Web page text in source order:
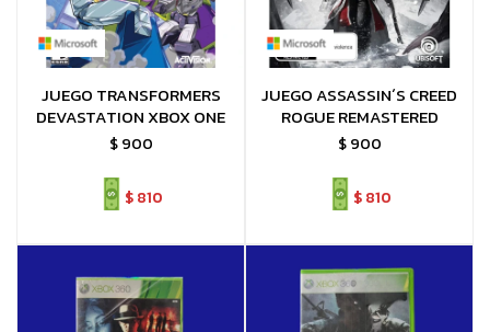
JUEGO TRANSFORMERS
DEVASTATION XBOX ONE
$ 900
$810
JUEGO ASSASSIN´S CREED
ROGUE REMASTERED
$ 900
$810